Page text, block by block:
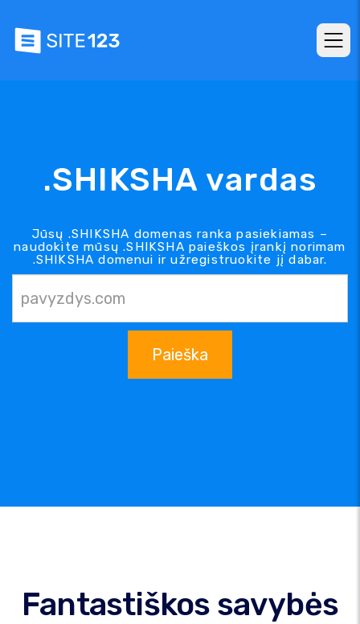
.SHIKSHA vardas
Jūsų .SHIKSHA domenas ranka pasiekiamas –
naudokite mūsų .SHIKSHA paieškos įrankį norimam
.SHIKSHA domenui ir užregistruokite jį dabar.
Paieška
Fantastiškos savybės